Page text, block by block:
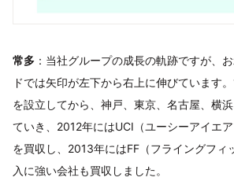
常多 ：当社グループの成長の軌跡ですが、
ドでは矢印が左下から右上に伸びています
を設立してから、神戸、東京、名古屋、横
ていき、2012年にはUCI（ユーシーアイエア
を買収し、2013年にはFF（フライングフィ
入に強い会社も買収しました。